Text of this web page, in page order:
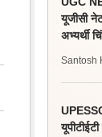
यूजीसी
अभ्यर्थी
Santosh